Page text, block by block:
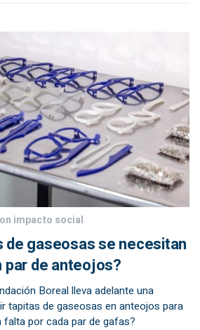
impacto social
de gaseosas se necesitan
par de anteojos?
Boreal lleva adelante una
tapitas de gaseosas en anteojos para
falta por cada par de gafas?